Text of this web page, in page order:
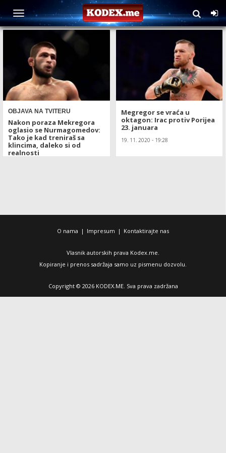
TAG: Dastin Porije
OBJAVA NA TVITERU
Nakon poraza Mekregora
oglasio se Nurmagomedov:
Tako je kad treniraš sa
klincima, daleko si od
realnosti
Megregor se vraća u
oktagon: Irac protiv Porijea
23. januara
19. 11. 2020 - 19:28
O nama | Impresum | Kontaktirajte nas
Vlasnik autorskih prava Kodex.me.
Kopiranje i prenos sadržaja samo uz pismenu dozvolu.
Copyright © 2026 KODEX.ME. Sva prava zadržana